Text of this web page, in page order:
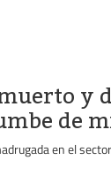
y
de
en el